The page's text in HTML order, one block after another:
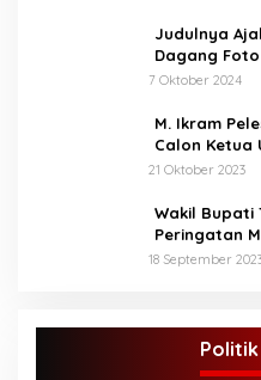
Judulnya
Dagang
Paslon
7 Oktober 2024
M. Ikram
Calon Ketua
XXXII
21 Oktober 2023
Wakil Bupati
Peringatan
1445 H di
18 September
Wakil Bupati
7